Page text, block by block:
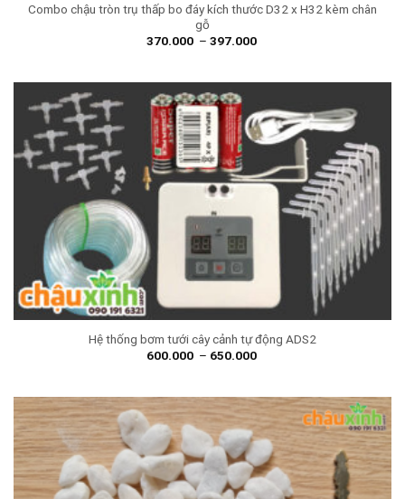
Combo chậu tròn trụ thấp bo đáy kích thước D32 x H32 kèm chân
gỗ
370.000 – 397.000
Hệ thống bơm tưới cây cảnh tự động ADS2
600.000 – 650.000